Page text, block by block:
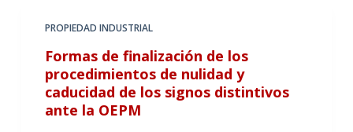
PROPIEDAD INDUSTRIAL
Formas de finalización de los
procedimientos de nulidad y
caducidad de los signos distintivos
ante la OEPM